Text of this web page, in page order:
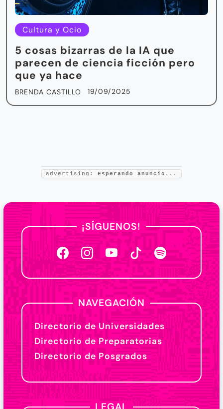
Cultura y Ocio
5 cosas bizarras de la IA que
parecen de ciencia ficción pero
que ya hace
BRENDA CASTILLO 19/09/2025
advertising: Esperando anuncio...
¡SÍGUENOS!
NAVEGACIÓN
Directorio de Universidades
Directorio de Preparatorias
Directorio de Posgrados